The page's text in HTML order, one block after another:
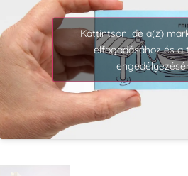
Kattintson ide a(z)
elfogadásához és a